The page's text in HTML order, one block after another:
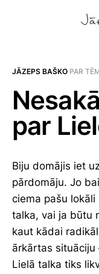
JĀZEPS BAŠKO PAR
par
Biju domājis iet
pārdomāju. Jo
ciema pašu
talka, vai ja būtu
kaut kādai
ārkārtas
Lielā talka tiks